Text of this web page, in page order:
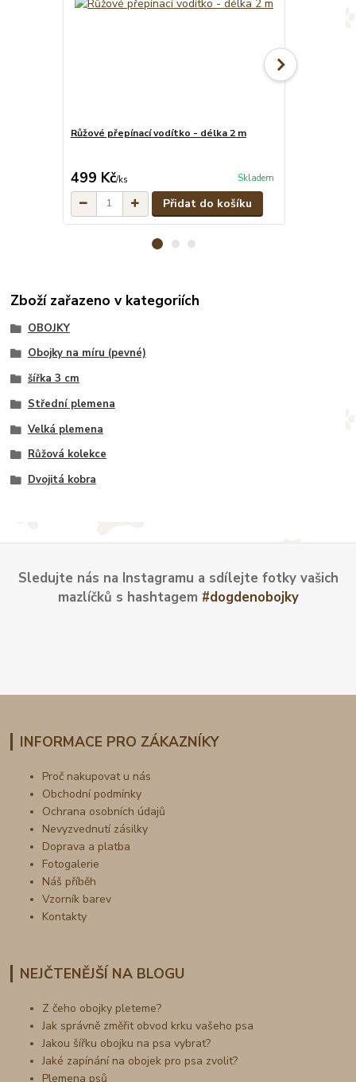
Růžové přepínací vodítko - délka 2 m
499 Kč/ks Skladem
Přidat do košíku
Zboží zařazeno v kategoriích
OBOJKY
Obojky na míru (pevné)
šířka 3 cm
Střední plemena
Velká plemena
Růžová kolekce
Dvojitá kobra
Sledujte nás na Instagramu a sdílejte fotky vašich
mazlíčků s hashtagem #dogdenobojky
INFORMACE PRO ZÁKAZNÍKY
Proč nakupovat u nás
Obchodní podmínky
Ochrana osobních údajů
Nevyzvednutí zásilky
Doprava a platba
Fotogalerie
Náš příběh
Vzorník barev
Kontakty
NEJČTENĚJŠÍ NA BLOGU
Z čeho obojky pleteme?
Jak správně změřit obvod krku vašeho psa
Jakou šířku obojku na psa vybrat?
Jaké zapínání na obojek pro psa zvolit?
Plemena psů